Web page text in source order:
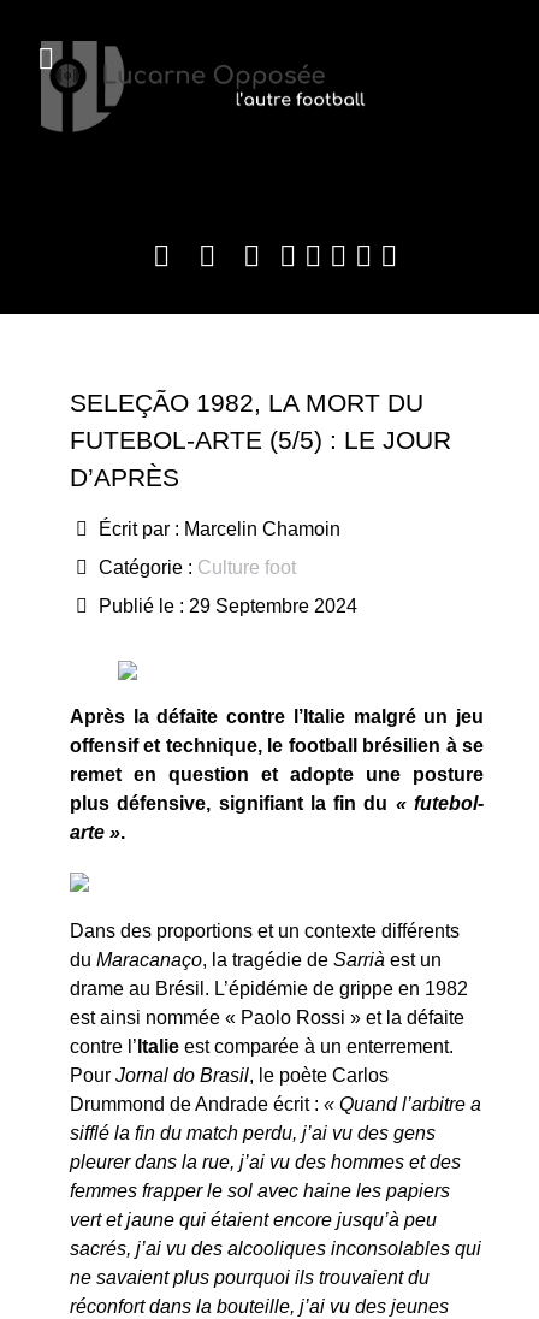
SELEÇÃO 1982, LA MORT DU
FUTEBOL-ARTE (5/5) : LE JOUR
D’APRÈS
Écrit par : Marcelin Chamoin
Catégorie : Culture foot
Publié le : 29 Septembre 2024
Après la défaite contre l’Italie malgré un jeu
offensif et technique, le football brésilien à se
remet en question et adopte une posture
plus défensive, signifiant la fin du « futebol-
arte ».
Dans des proportions et un contexte différents
du Maracanaço, la tragédie de Sarrià est un
drame au Brésil. L’épidémie de grippe en 1982
est ainsi nommée « Paolo Rossi » et la défaite
contre l’ Italie est comparée à un enterrement.
Pour Jornal do Brasil, le poète Carlos
Drummond de Andrade écrit : « Quand l’arbitre a
sifflé la fin du match perdu, j’ai vu des gens
pleurer dans la rue, j’ai vu des hommes et des
femmes frapper le sol avec haine les papiers
vert et jaune qui étaient encore jusqu’à peu
sacrés, j’ai vu des alcooliques inconsolables qui
ne savaient plus pourquoi ils trouvaient du
réconfort dans la bouteille, j’ai vu des jeunes